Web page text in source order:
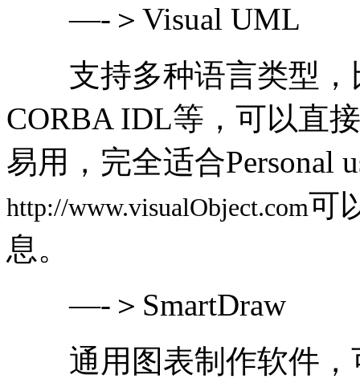
—-＞Visual UML
支持多种语言类型，
CORBA IDL等，可以直
易用，完全适合Personal
http://www.visualObject.com可
息。
—-＞SmartDraw
通用图表制作软件，